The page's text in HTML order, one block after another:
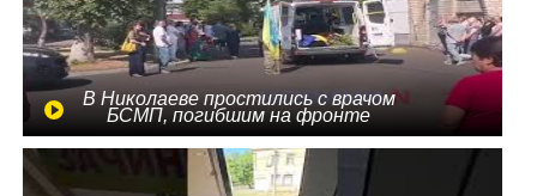
В Николаеве простились с врачом
БСМП, погибшим на фронте